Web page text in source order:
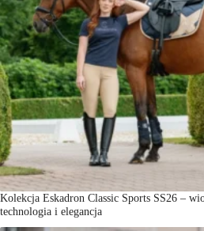
Kolekcja Eskadron Classic Sports SS26 –
technologia i elegancja